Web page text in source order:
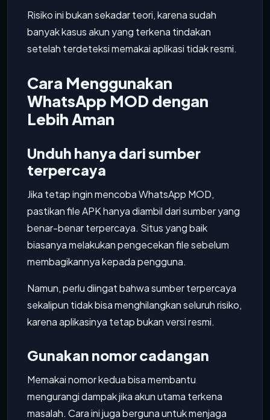
Risiko ini bukan sekadar teori, karena sudah
banyak kasus akun yang terkena tindakan
setelah terdeteksi memakai aplikasi tidak resmi.
Cara Menggunakan
WhatsApp MOD dengan
Lebih Aman
Unduh hanya dari sumber
terpercaya
Jika tetap ingin mencoba WhatsApp MOD,
pastikan file APK hanya diambil dari sumber yang
benar-benar terpercaya. Situs yang baik
biasanya melakukan pengecekan file sebelum
membagikannya kepada pengguna.
Namun, perlu diingat bahwa sumber terpercaya
sekalipun tidak bisa menghilangkan seluruh risiko,
karena aplikasinya tetap bukan versi resmi.
Gunakan nomor cadangan
Memakai nomor kedua bisa membantu
mengurangi dampak jika akun utama terkena
masalah. Cara ini juga berguna untuk menjaga